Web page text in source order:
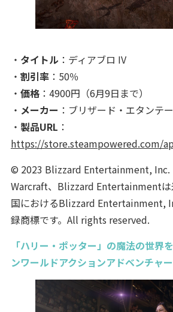
・ タイトル ：ディアブロ IV
・ 割引率：50％
・ 価格：4900円（6月9日まで）
・ メーカー ：ブリザード・エタンテ
・ 製品URL ：
https://store.steampowered.com/
© 2023 Blizzard Entertainment,
Warcraft、Blizzard Entertainmentは
国におけるBlizzard Entertainment,
録商標です。All rights reserved.
「ハリー・ポッター」の魔法の世界
ンワールドアクションアドベンチャー